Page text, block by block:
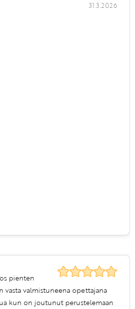
31.3.2026
pienten
vasta valmistuneena opettajana
kun on joutunut perustelemaan